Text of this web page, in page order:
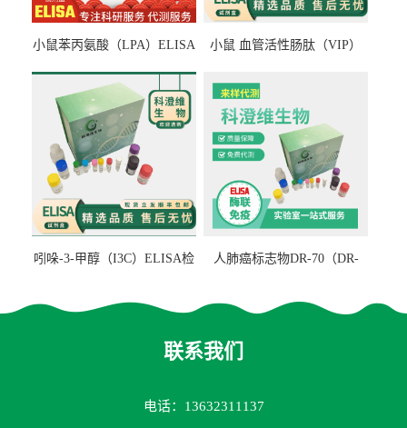
小鼠苯丙氨酸（LPA）ELISA
小鼠 血管活性肠肽（VIP）
吲哚-3-甲醇（I3C）ELISA检
人肺癌标志物DR-70（DR-
联系我们
电话：13632311137